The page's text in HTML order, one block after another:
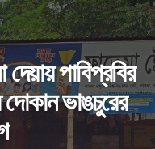
পাবিপ্রবির
ভাঙচুরের